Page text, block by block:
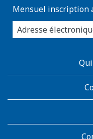
Mensuel inscription
enter
you
email